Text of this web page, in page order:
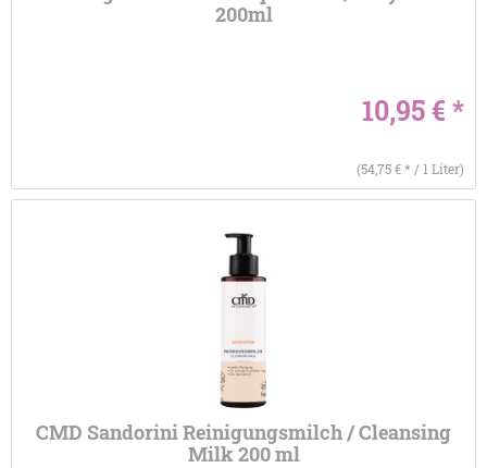
200ml
10,95 € *
(54,75 € * / 1 Liter)
CMD Sandorini Reinigungsmilch / Cleansing
Milk 200 ml